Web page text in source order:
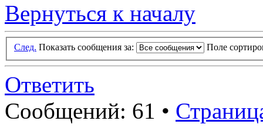
Вернуться к началу
След. Показать сообщения за: Поле
Ответить
Сообщений: 61 •